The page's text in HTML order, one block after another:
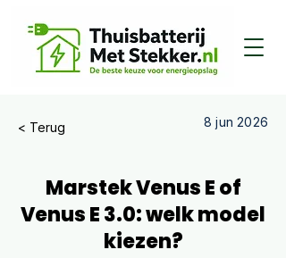
< Terug 8 jun 2026
Marstek Venus E of
Venus E 3.0: welk model
kiezen?